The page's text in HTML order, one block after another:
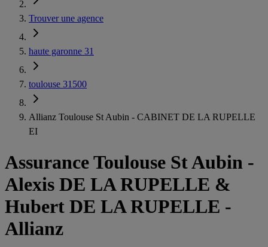
Trouver une agence
haute garonne 31
toulouse 31500
Allianz Toulouse St Aubin - CABINET DE LA RUPELLE
EI
Assurance Toulouse St Aubin -
Alexis DE LA RUPELLE &
Hubert DE LA RUPELLE -
Allianz